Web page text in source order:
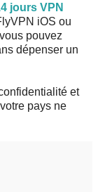
jours VPN
iOS ou
pouvez
dépenser un
et
pays ne